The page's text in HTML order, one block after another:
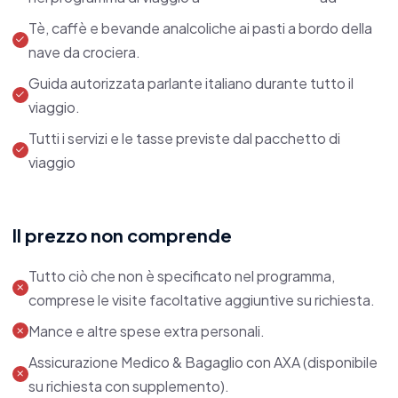
personalizzato che vi farà sentire come moderni
faraoni.
Le cabine, arredate con eleganza, sono veri rifugi
spettacolari sul Nilo.
comfort, con un mix di design contemporaneo e
tocchi di artigianato locale.
Durante la navigazione, potrete rilassarvi sul
ponte superiore, sorseggiando tè alla menta e
fiume.
Tè, caffè e bevande analcoliche ai pasti a bordo della
nave da crociera.
Guida autorizzata parlante italiano durante tutto il
viaggio.
Tutti i servizi e le tasse previste dal pacchetto di
viaggio
Il prezzo non comprende
Tutto ciò che non è specificato nel programma,
comprese le visite facoltative aggiuntive su richiesta.
Mance e altre spese extra personali.
Assicurazione Medico & Bagaglio con AXA (disponibile
su richiesta con supplemento).